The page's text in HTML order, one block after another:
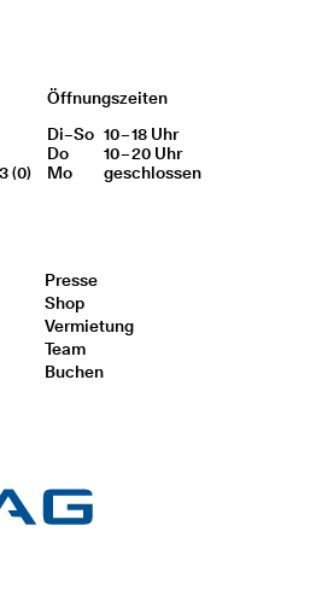
(0)
Öffnungszeiten
WochentagÖffnungszeiten
Di–So 10 – 18 Uhr
Do
10 – 20 Uhr
Mo
geschlos­sen
Presse
Shop
Vermietung
Team
Buchen